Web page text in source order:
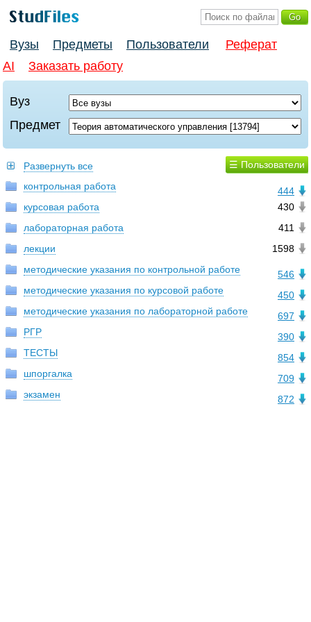
Вузы Предметы Пользователи
Реферат
AI
Заказать работу
Вуз
Предмет
☰ Пользователи
Развернуть все
444
контрольная работа
430
курсовая работа
411
лабораторная работа
1598
лекции
546
методические указания по контрольной работе
450
методические указания по курсовой работе
697
методические указания по лабораторной работе
390
РГР
854
ТЕСТЫ
709
шпоргалка
872
экзамен